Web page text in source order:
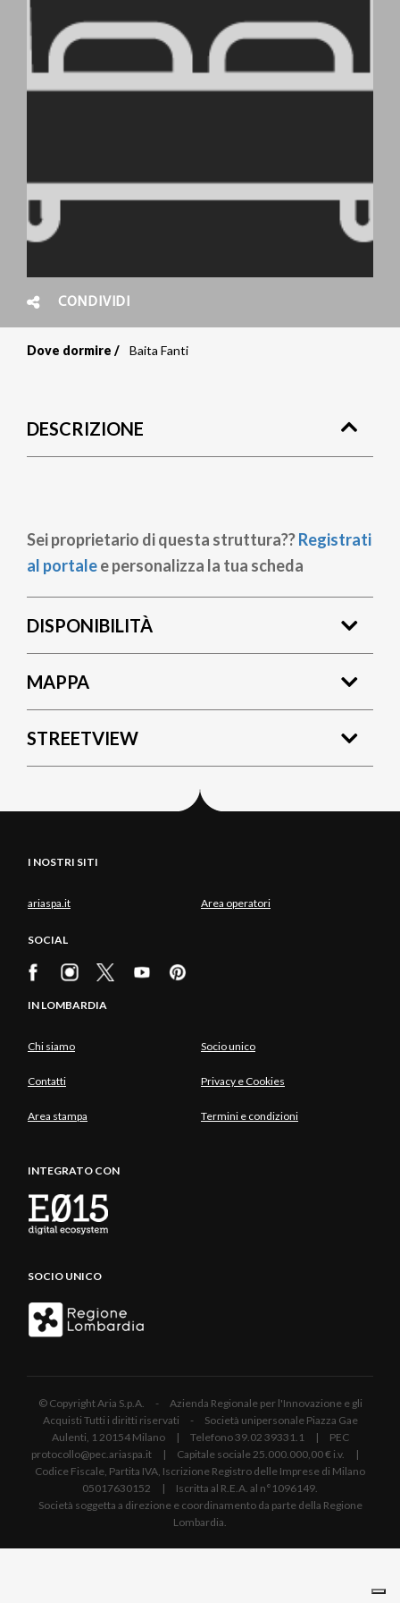
CONDIVIDI
pane
Dove dormire Baita Fanti
DESCRIZIONE
Sei proprietario di questa struttura??Registrati
al portalee personalizza la tua scheda
DISPONIBILITÀ
MAPPA
STREETVIEW
I NOSTRI SITI
ariaspa.it Area operatori
SOCIAL
IN LOMBARDIA
Chi siamo Socio unico
Contatti Privacy e Cookies
Area stampa Termini e condizioni
INTEGRATO CON
SOCIO UNICO
© Copyright Aria S.p.A. - Azienda Regionale per l'Innovazione e gli
Acquisti Tutti i diritti riservati - Società unipersonale Piazza Gae
Aulenti, 1 20154 Milano | Telefono 39.02 39331.1 | PEC
protocollo@pec.ariaspa.it | Capitale sociale 25.000.000,00 € i.v. |
Codice Fiscale, Partita IVA, Iscrizione Registro delle Imprese di Milano
05017630152 | Iscritta al R.E.A. al n°1096149.
Società soggetta a direzione e coordinamento da parte della Regione
Lombardia.